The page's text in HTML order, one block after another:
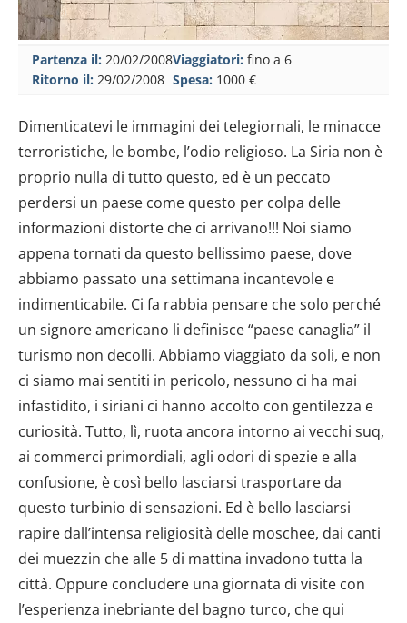
Partenza il: 20/02/2008
Ritorno il: 29/02/2008
Viaggiatori: fino a 6
Spesa: 1000 €
Dimenticatevi le immagini dei telegiornali, le minacce
terroristiche, le bombe, l’odio religioso. La Siria non è
proprio nulla di tutto questo, ed è un peccato
perdersi un paese come questo per colpa delle
informazioni distorte che ci arrivano!!! Noi siamo
appena tornati da questo bellissimo paese, dove
abbiamo passato una settimana incantevole e
indimenticabile. Ci fa rabbia pensare che solo perché
un signore americano li definisce “paese canaglia” il
turismo non decolli. Abbiamo viaggiato da soli, e non
ci siamo mai sentiti in pericolo, nessuno ci ha mai
infastidito, i siriani ci hanno accolto con gentilezza e
curiosità. Tutto, lì, ruota ancora intorno ai vecchi suq,
ai commerci primordiali, agli odori di spezie e alla
confusione, è così bello lasciarsi trasportare da
questo turbinio di sensazioni. Ed è bello lasciarsi
rapire dall’intensa religiosità delle moschee, dai canti
dei muezzin che alle 5 di mattina invadono tutta la
città. Oppure concludere una giornata di visite con
l’esperienza inebriante del bagno turco, che qui